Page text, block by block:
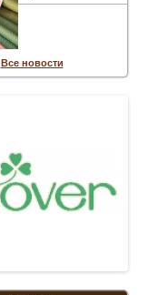
Все новости